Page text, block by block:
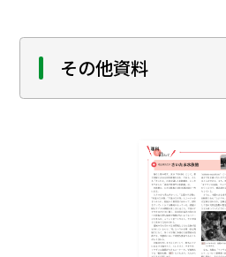
る。
その他資料